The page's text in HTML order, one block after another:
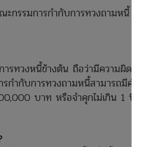
กรรมการกำกับการทวงถามหนี้
รทวงหนี้ข้างต้น ถือว่ามีความผิด
กำกับการทวงถามหนี้สามารถมีคำสั่ง
บาท หรือจำคุกไม่เกิน 1 ปี หรือ